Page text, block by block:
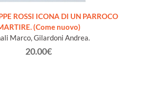
ROSSI ICONA DI UN PARROCO
(Come nuovo)
Marco, Gilardoni Andrea.
20.00€